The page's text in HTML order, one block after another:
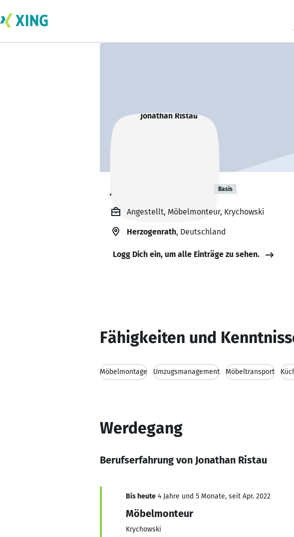
Jonathan Ristau Basis
Angestellt, Möbelmonteur, Krychowski
Herzogenrath, Deutschland
Logg Dich ein, um alle Einträge zu sehen.
Fähigkeiten und
Möbelmontage Umzugsmanagement Möbeltransport
Werdegang
Berufserfahrung von Jonathan Ristau
Bis heute 4 Jahre und 5 Monate, seit Apr. 2022
Möbelmonteur
Krychowski